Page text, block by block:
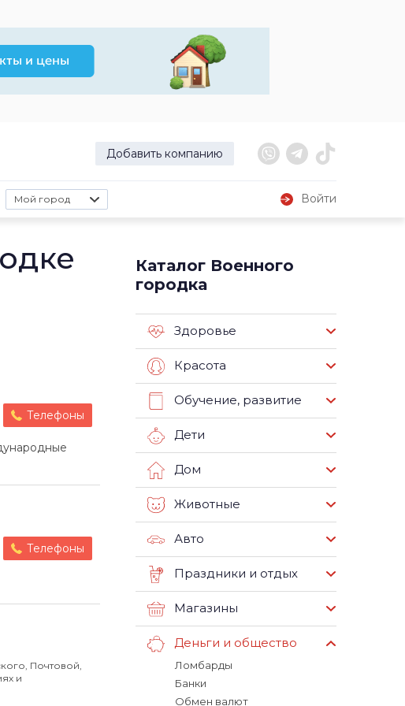
Добавить компанию
Мой город
Войти
Телефоны
Телефоны
Почтовой,
и
Каталог Военного
городка
Здоровье
Красота
Обучение, развитие
Дети
Дом
Животные
Авто
Праздники и отдых
Магазины
Деньги и общество
Ломбарды
Банки
Обмен валют